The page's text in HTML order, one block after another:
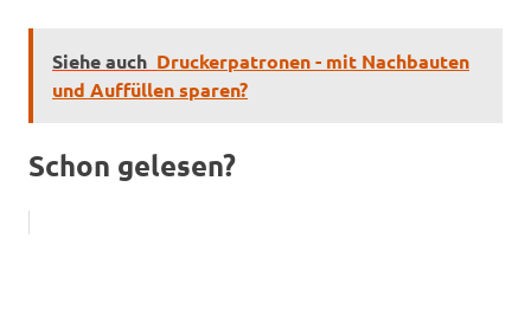
Siehe auch Druckerpatronen - mit Nachbauten
und Auffüllen sparen?
Schon gelesen?